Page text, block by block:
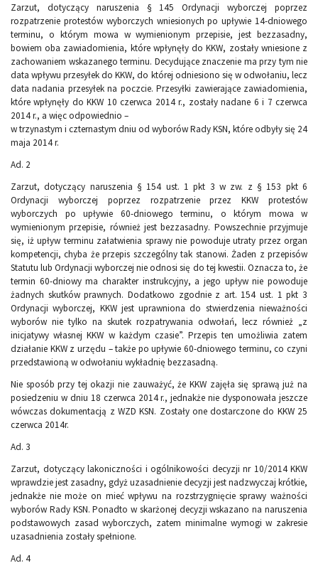
Zarzut, dotyczący naruszenia § 145 Ordynacji wyborczej poprzez
rozpatrzenie protestów wyborczych wniesionych po upływie 14-dniowego
terminu, o którym mowa w wymienionym przepisie, jest bezzasadny,
bowiem oba zawiadomienia, które wpłynęły do KKW, zostały wniesione z
zachowaniem wskazanego terminu. Decydujące znaczenie ma przy tym nie
data wpływu przesyłek do KKW, do której odniesiono się w odwołaniu, lecz
data nadania przesyłek na poczcie. Przesyłki zawierające zawiadomienia,
które wpłynęły do KKW 10 czerwca 2014 r., zostały nadane 6 i 7 czerwca
2014 r., a więc odpowiednio –
w trzynastym i czternastym dniu od wyborów Rady KSN, które odbyły się 24
maja 2014 r.
Ad. 2
Zarzut, dotyczący naruszenia § 154 ust. 1 pkt 3 w zw. z § 153 pkt 6
Ordynacji wyborczej poprzez rozpatrzenie przez KKW protestów
wyborczych po upływie 60-dniowego terminu, o którym mowa w
wymienionym przepisie, również jest bezzasadny. Powszechnie przyjmuje
się, iż upływ terminu załatwienia sprawy nie powoduje utraty przez organ
kompetencji, chyba że przepis szczególny tak stanowi. Żaden z przepisów
Statutu lub Ordynacji wyborczej nie odnosi się do tej kwestii. Oznacza to, że
termin 60-dniowy ma charakter instrukcyjny, a jego upływ nie powoduje
żadnych skutków prawnych. Dodatkowo zgodnie z art. 154 ust. 1 pkt 3
Ordynacji wyborczej, KKW jest uprawniona do stwierdzenia nieważności
wyborów nie tylko na skutek rozpatrywania odwołań, lecz również „z
inicjatywy własnej KKW w każdym czasie”. Przepis ten umożliwia zatem
działanie KKW z urzędu – także po upływie 60-dniowego terminu, co czyni
przedstawioną w odwołaniu wykładnię bezzasadną.
Nie sposób przy tej okazji nie zauważyć, że KKW zajęła się sprawą już na
posiedzeniu w dniu 18 czerwca 2014 r., jednakże nie dysponowała jeszcze
wówczas dokumentacją z WZD KSN. Zostały one dostarczone do KKW 25
czerwca 2014r.
Ad. 3
Zarzut, dotyczący lakoniczności i ogólnikowości decyzji nr 10/2014 KKW
wprawdzie jest zasadny, gdyż uzasadnienie decyzji jest nadzwyczaj krótkie,
jednakże nie może on mieć wpływu na rozstrzygnięcie sprawy ważności
wyborów Rady KSN. Ponadto w skarżonej decyzji wskazano na naruszenia
podstawowych zasad wyborczych, zatem minimalne wymogi w zakresie
uzasadnienia zostały spełnione.
Ad. 4